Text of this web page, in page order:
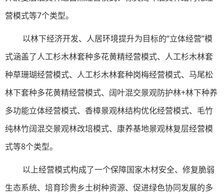
营模式等7个类型。
以林下经济开发、人居环境提升为目标的“立体经营”模
式涵盖了人工杉木林套种多花黄精经营模式、人工杉木林套
种草珊瑚经营模式、人工杉木林套种岗梅经营模式、马尾松
林下套种多花黄精经营模式、阔叶混交景观防护林+林下种养
多功能立体经营模式、香樟景观林结构优化经营模式、毛竹
纯林竹阔混交景观林改培模式、康养基地景观林复层经营模
式等8个类型。
以上经营模式构成了一个保障国家木材安全、修复脆弱
生态系统、培育珍贵乡土树种资源、促进绿色协同发展的多